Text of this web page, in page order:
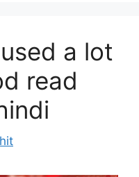
a lot
read